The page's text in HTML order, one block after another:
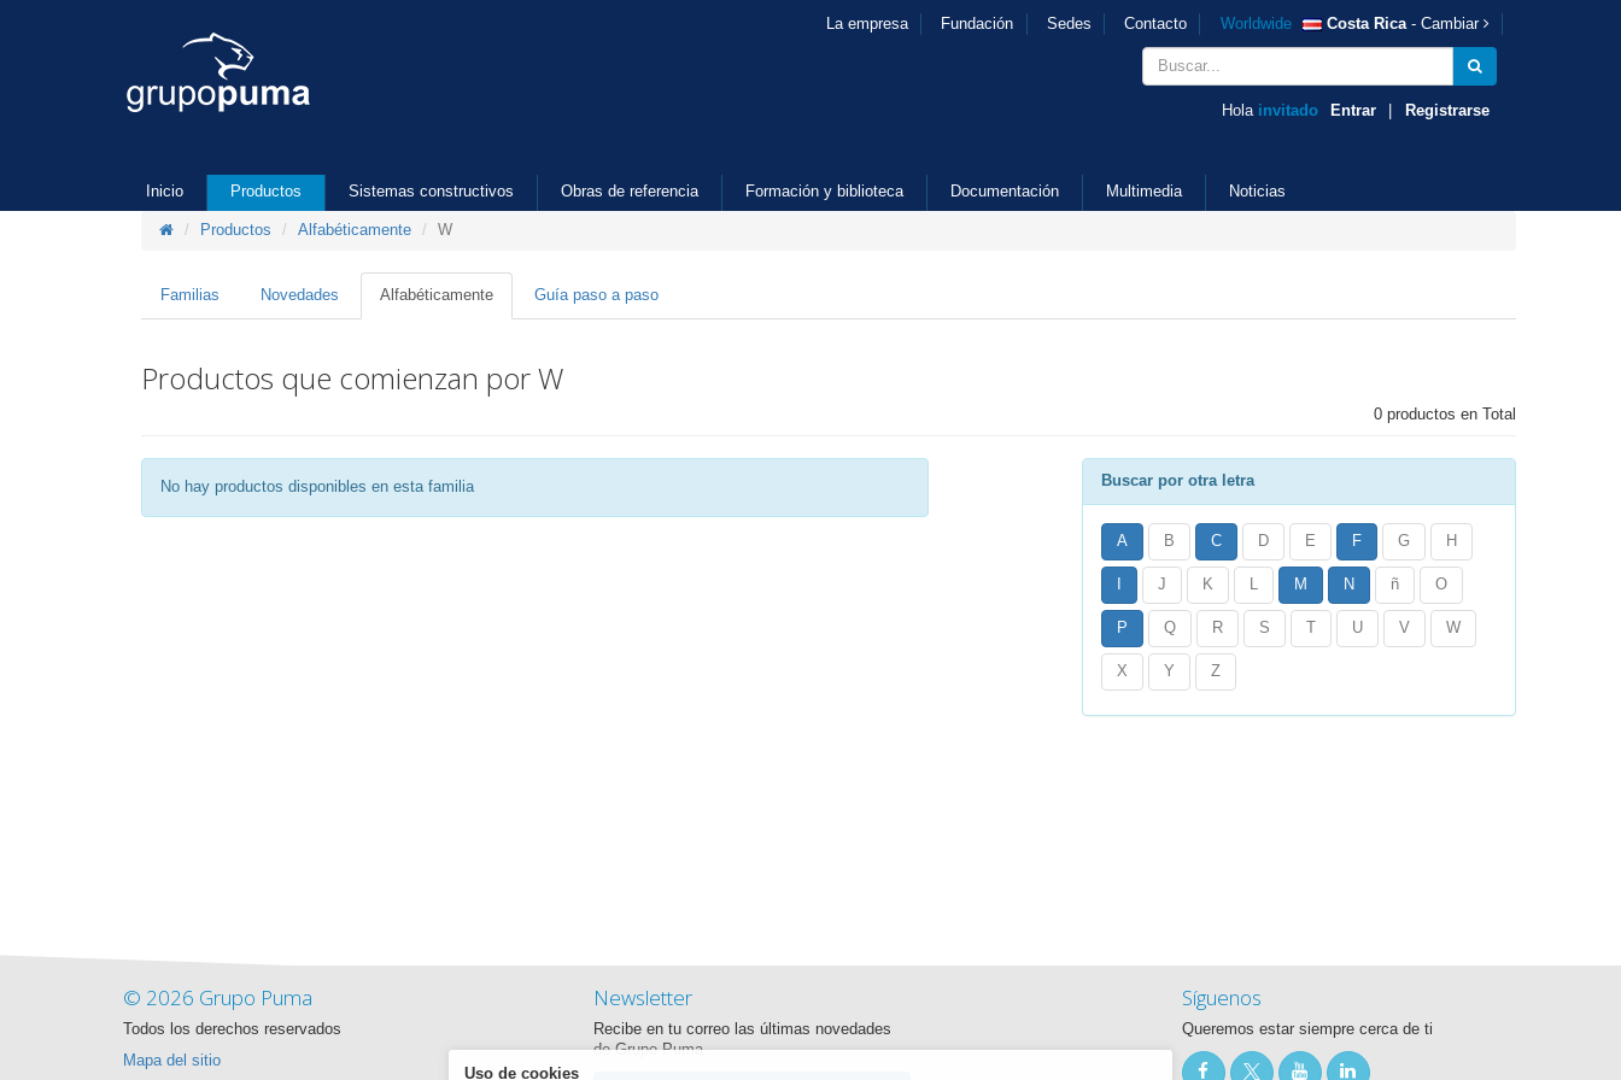
La empresa Fundación Sedes Contacto Worldwide Costa Rica- Cambiar
Hola invitado Entrar Registrarse
Inicio Productos Sistemas constructivos Obras de referencia Formación y biblioteca Documentación Multimedia Noticias
Productos Alfabéticamente W
Familias Novedades Alfabéticamente Guía paso a paso
Productos que comienzan por W
0 productos en Total
No hay productos disponibles en esta familia Buscar por otra letra
A B C D E F G H
J K L M N ñ O
P Q R S U V W
X Y Z
© 2026 Grupo Puma
Todos los derechos reservados
Mapa del sitio
Newsletter
Recibe en tu correo las últimas novedades
de Grupo Puma.
Síguenos
Queremos estar siempre cerca de ti
Uso de cookies